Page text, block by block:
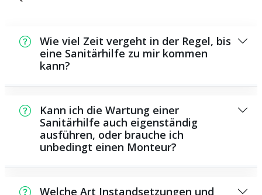
Wie viel Zeit vergeht in der Regel, bis
eine Sanitärhilfe zu mir kommen
kann?
Ihnen vor Ort sein. Das hängt unter anderem
von der Auftragslage zu diesem Zeitpunkt ab
sowie von der Verkehrssituation und der
örtlichen Gegebenheit.
Kann ich die Wartung einer
Sanitärhilfe auch eigenständig
ausführen, oder brauche ich
unbedingt einen Monteur?
Wartungsarbeiten, die Sie eigenständig
Welche Art Instandsetzungen und